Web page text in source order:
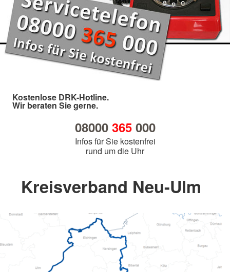
Kostenlose DRK-Hotline.
Wir beraten Sie gerne.
08000 365000
Infos für Sie kostenfrei
rund um die Uhr
Kreisverband Neu-Ulm